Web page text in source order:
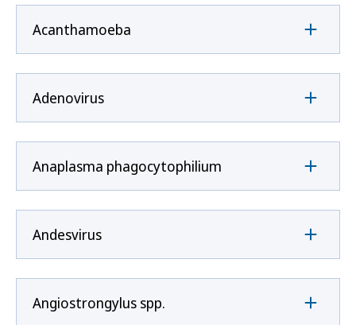
Acanthamoeba
Adenovirus
Anaplasma phagocytophilium
Andesvirus
Angiostrongylus spp.